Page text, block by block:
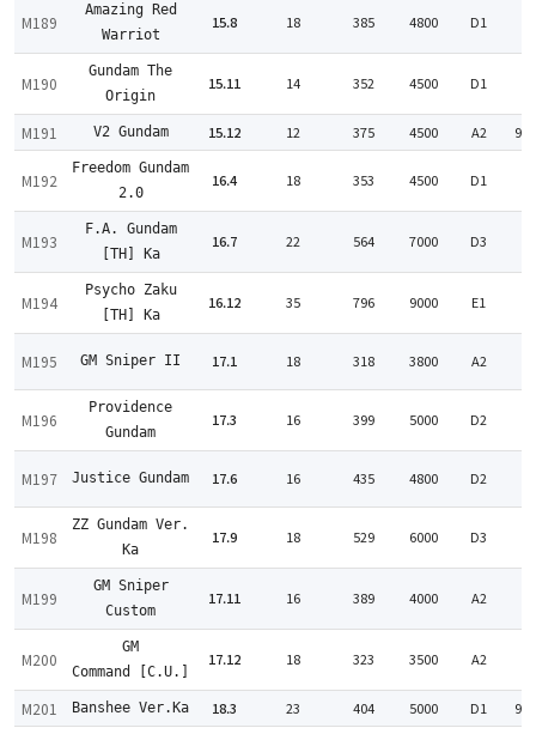
M189
Amazing Red
Warriot
15.8 18 385 4800 D1
M190
Gundam The
Origin
15.11 14 352 4500 D1
M191 V2 Gundam 15.12 12 375 4500 A2 97
M192
Freedom Gundam
2.0
16.4 18 353 4500 D1
M193
F.A. Gundam
[TH] Ka
16.7 22 564 7000 D3
M194
Psycho Zaku
[TH] Ka
16.12 35 796 9000 E1
M195 GM Sniper II 17.1 18 318 3800 A2
M196
Providence
Gundam
17.3 16 399 5000 D2
M197 Justice Gundam 17.6 16 435 4800 D2
M198
ZZ Gundam Ver.
Ka
17.9 18 529 6000 D3
M199
GM Sniper
Custom
17.11 16 389 4000 A2
M200
GM
Command [C.U.]
17.12 18 323 3500 A2
M201 Banshee Ver.Ka 18.3 23 404 5000 D1 92